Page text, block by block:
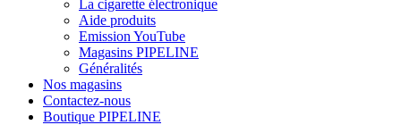
La cigarette électronique
Aide produits
Emission YouTube
Magasins PIPELINE
Généralités
Nos magasins
Contactez-nous
Boutique PIPELINE